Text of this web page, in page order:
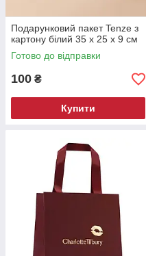
Подарунковий пакет Tenze з
картону білий 35 x 25 x 9 см
Готово до відправки
100 ₴
Купити